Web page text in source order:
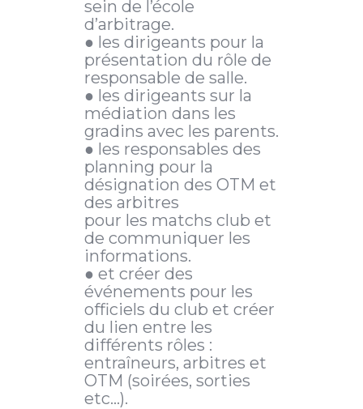
sein de l’école
d’arbitrage.
● les dirigeants pour la
présentation du rôle de
responsable de salle.
● les dirigeants sur la
médiation dans les
gradins avec les parents.
● les responsables des
planning pour la
désignation des OTM et
des arbitres
pour les matchs club et
de communiquer les
informations.
● et créer des
événements pour les
officiels du club et créer
du lien entre les
différents rôles :
entraîneurs, arbitres et
OTM (soirées, sorties
etc…).